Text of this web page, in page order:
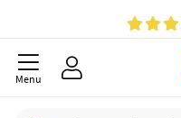
Gratis
Menu